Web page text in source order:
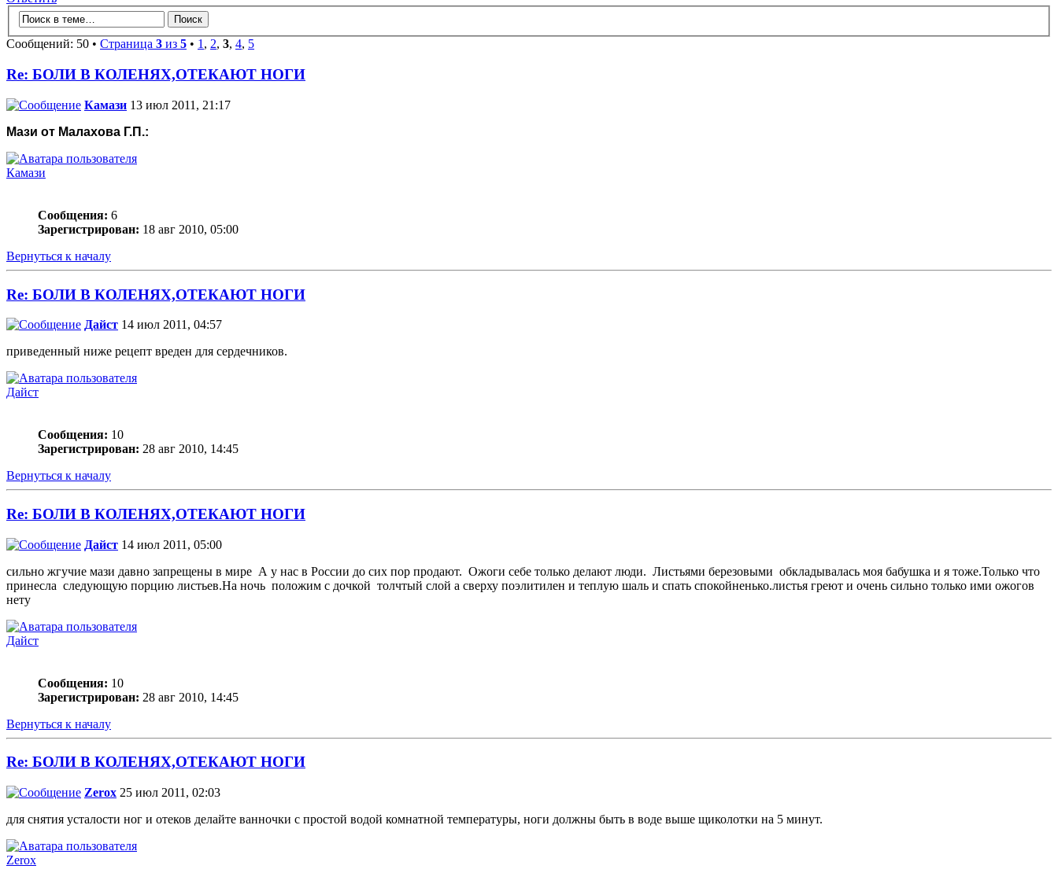
Сообщений: 50 • Страница 3 из 5 • 1, 2, 3, 4, 5
Re: БОЛИ В КОЛЕНЯХ,ОТЕКАЮТ НОГИ
Камази 13 июл 2011, 21:17
Мази от Малахова Г.П.:
Камази
Сообщения: 6
Зарегистрирован: 18 авг 2010, 05:00
Вернуться к началу
Re: БОЛИ В КОЛЕНЯХ,ОТЕКАЮТ НОГИ
Дайст 14 июл 2011, 04:57
приведенный ниже рецепт вреден для сердечников.
Дайст
Сообщения: 10
Зарегистрирован: 28 авг 2010, 14:45
Вернуться к началу
Re: БОЛИ В КОЛЕНЯХ,ОТЕКАЮТ НОГИ
Дайст 14 июл 2011, 05:00
сильно жгучие мази давно запрещены в мире А у нас в России до сих пор продают. Ожоги себе только делают люди. Листьями березовыми обкладывалась моя бабушка и я тоже.Только что
принесла следующую порцию листьев.На ночь положим с дочкой толчтый слой а сверху поэлитилен и теплую шаль и спать спокойненько.листья греют и очень сильно только ими ожогов
нету
Дайст
Сообщения: 10
Зарегистрирован: 28 авг 2010, 14:45
Вернуться к началу
Re: БОЛИ В КОЛЕНЯХ,ОТЕКАЮТ НОГИ
Zerox 25 июл 2011, 02:03
для снятия усталости ног и отеков делайте ванночки с простой водой комнатной температуры, ноги должны быть в воде выше щиколотки на 5 минут.
Zerox